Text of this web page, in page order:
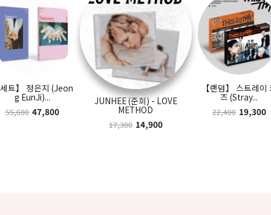
트】 정은지 (Jeon
g EunJi)...
55,600 47,800
JUNHEE (준희) - LOVE
METHOD
17,300 14,900
【랜덤】 스트레이
즈 (Stray...
22,400 19,300